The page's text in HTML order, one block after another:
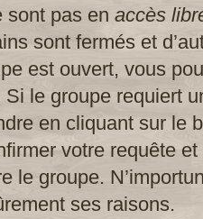
sont pas en accès
sont fermés et
est ouvert, vous
le groupe requiert
en cliquant sur le
votre requête
le groupe.
ses raisons.